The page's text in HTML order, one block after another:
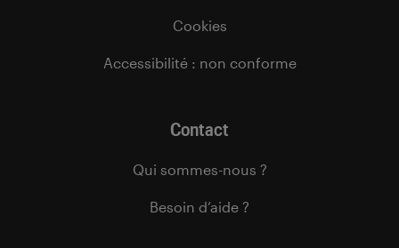
Cookies
Accessibilité : non conforme
Contact
Qui sommes-nous ?
Besoin d’aide ?